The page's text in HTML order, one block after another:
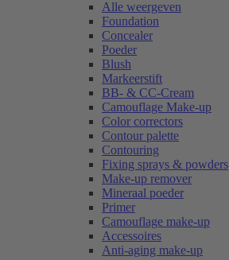
Alle weergeven
Foundation
Concealer
Poeder
Blush
Markeerstift
BB- & CC-Cream
Camouflage Make-up
Color correctors
Contour palette
Contouring
Fixing sprays & powders
Make-up remover
Mineraal poeder
Primer
Camouflage make-up
Accessoires
Anti-aging make-up